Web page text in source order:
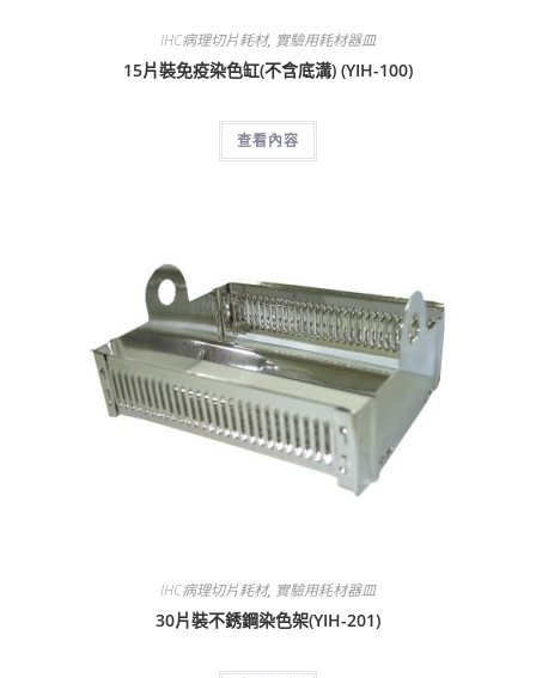
IHC病理切片耗材, 實驗用耗材器皿
15片裝免疫染色缸(不含底溝) (YIH-100)
查看內容
IHC病理切片耗材, 實驗用耗材器皿
30片裝不銹鋼染色架(YIH-201)